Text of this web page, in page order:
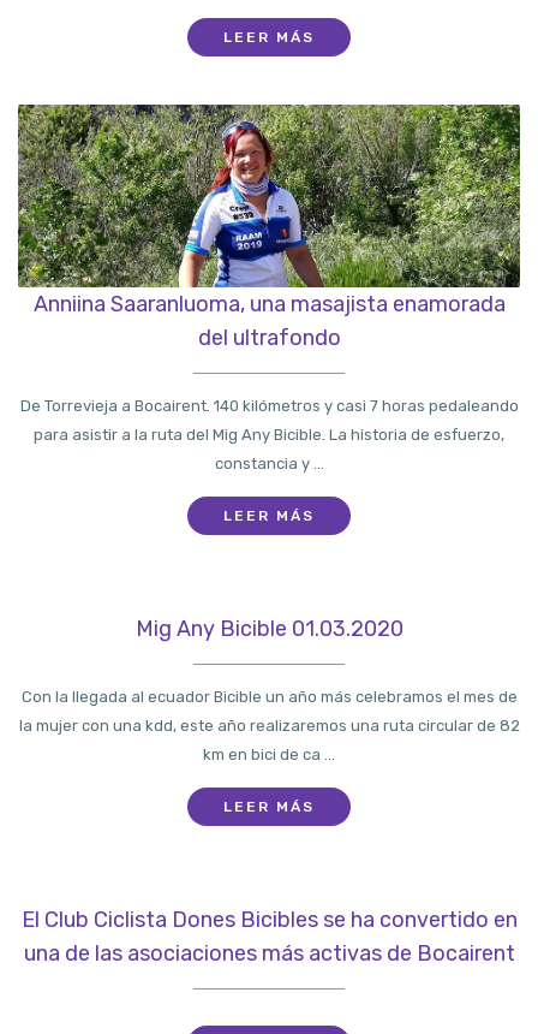
LEER MÁS
Anniina Saaranluoma, una masajista enamorada
del ultrafondo
De Torrevieja a Bocairent. 140 kilómetros y casi 7 horas pedaleando
para asistir a la ruta del Mig Any Bicible. La historia de esfuerzo,
constancia y ...
LEER MÁS
Mig Any Bicible 01.03.2020
Con la llegada al ecuador Bicible un año más celebramos el mes de
la mujer con una kdd, este año realizaremos una ruta circular de 82
km en bici de ca ...
LEER MÁS
El Club Ciclista Dones Bicibles se ha convertido en
una de las asociaciones más activas de Bocairent